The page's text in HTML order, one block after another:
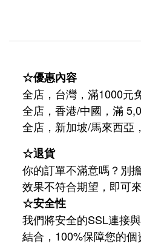
☆優惠內容
全店，台灣，滿1000元
全店，香港/中國，滿
全店，新加坡/馬來西亞
☆退貨
你的訂單不滿意嗎？別
效果不符合期望，即可
☆安全性
我們將安全的SSL連接
結合，100%保障您的個